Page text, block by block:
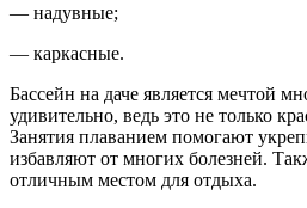
— надувные;
— каркасные.
Бассейн на даче является мечтой
удивительно, ведь это не только
Занятия плаванием помогают
избавляют от многих болезней.
отличным местом для отдыха.